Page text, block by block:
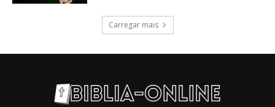
Carregar mais